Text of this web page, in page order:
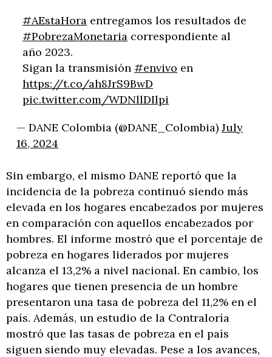
#AEstaHora entregamos los resultados de
#PobrezaMonetaria correspondiente al
año 2023.
Sigan la transmisión #envivo en
https://t.co/ah8JrS9BwD
pic.twitter.com/WDNllDIlpi
— DANE Colombia (@DANE_Colombia) July
16, 2024
Sin embargo, el mismo DANE reportó que la
incidencia de la pobreza continuó siendo más
elevada en los hogares encabezados por mujeres
en comparación con aquellos encabezados por
hombres. El informe mostró que el porcentaje de
pobreza en hogares liderados por mujeres
alcanza el 13,2% a nivel nacional. En cambio, los
hogares que tienen presencia de un hombre
presentaron una tasa de pobreza del 11,2% en el
país. Además, un estudio de la Contraloría
mostró que las tasas de pobreza en el país
siguen siendo muy elevadas. Pese a los avances,